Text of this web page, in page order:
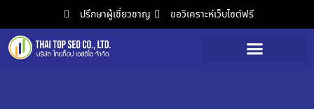
ปรึกษาผู้เชี่ยวชาญ ขอวิเคราะห์เว็บไซต์ฟรี